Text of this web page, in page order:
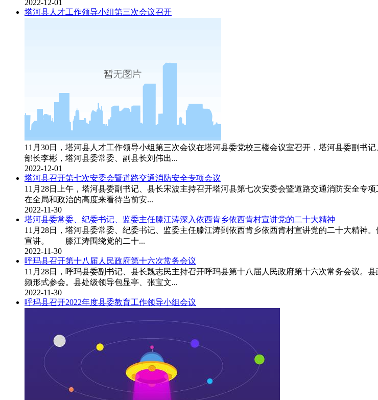
2022-12-01
塔河县人才工作领导小组第三次会议召开
11月30日，塔河县人才工作领导小组第三次会议在塔河县委党校三楼会议室召开，塔河县委副书
部长李彬，塔河县委常委、副县长刘伟出...
2022-12-01
塔河县召开第七次安委会暨道路交通消防安全专项会议
11月28日上午，塔河县委副书记、县长宋波主持召开塔河县第七次安委会暨道路交通消防安全
在全局和政治的高度来看待当前安...
2022-11-30
塔河县委常委、纪委书记、监委主任滕江涛深入依西肯乡依西肯村宣讲党的二十大精神
11月28日，塔河县委常委、纪委书记、监委主任滕江涛到依西肯乡依西肯村宣讲党的二十大精神
宣讲。 滕江涛围绕党的二十...
2022-11-30
呼玛县召开第十八届人民政府第十六次常务会议
11月28日，呼玛县委副书记、县长魏志民主持召开呼玛县第十八届人民政府第十六次常务会议。
频形式参会。县处级领导包显亭、张宝文...
2022-11-30
呼玛县召开2022年度县委教育工作领导小组会议